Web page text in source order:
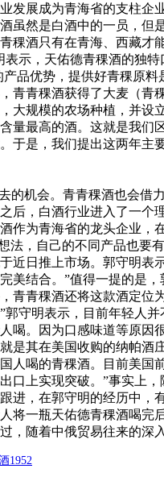
发展成为青海省的支柱
虽然是白酒中的一员，
稞酒只有在青海、西藏
示，天佑德青稞酒的独
品优势，提供好青稞原
青青稞酒获得了大麦（
大规模的农场种植，并
量最高的酒。这就是我
于是，我们提出这两年
机会。青青稞酒也会借
后，白酒行业进入了一
作为青海省的龙头企业，
法，自己的不同产品也
近日推上市场。郭守明
美结合。”值得一提的是
青青稞酒还将这款酒定
守明表示，目前年轻人
喝。因为口感味道等原
是其在美国收购的纳帕
人喝的青稞酒。目前美
口上实现突破。”事实上
进，在郭守明的经历中
将一瓶天佑德青稞酒喝
，随着中俄贸易往来的
1952